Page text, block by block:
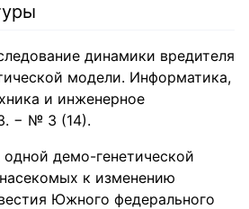
динамики вредителя
модели. Информатика,
и инженерное
− № 3 (14).
демо-генетической
к изменению
Южного федерального